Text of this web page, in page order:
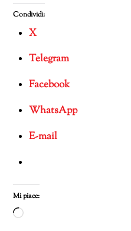
Condividi:
X
Telegram
Facebook
WhatsApp
E-mail
Mi piace:
Caricamento